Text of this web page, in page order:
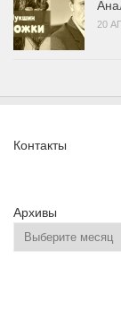
20
Контакты
Архивы